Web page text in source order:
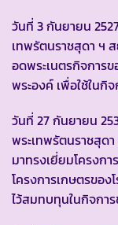
วันที่ 3 กันยายน
เทพรัตนราชสุดา ฯ
อดพระเนตรกิจการ
พระองค์ เพื่อใช้ในกิ
วันที่ 27 กันยายน
พระเทพรัตนราชสุด
มาทรงเยี่ยมโครงก
โครงการเกษตรของ
ไว้สมทบทุนในกิจกา